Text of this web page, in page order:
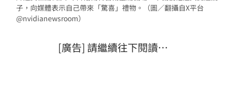
子，向媒體表示自己帶來「驚喜」禮物。（圖／翻攝自X平台
@nvidianewsroom）
[廣告] 請繼續往下閱讀…